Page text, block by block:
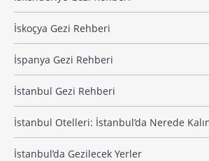
İskoçya Gezi Rehberi
İspanya Gezi Rehberi
İstanbul Gezi Rehberi
İstanbul Otelleri: İstanbul’da Nerede
İstanbul’da Gezilecek Yerler